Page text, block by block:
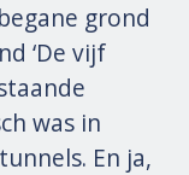
grond
‘De vijf
was in
En ja,